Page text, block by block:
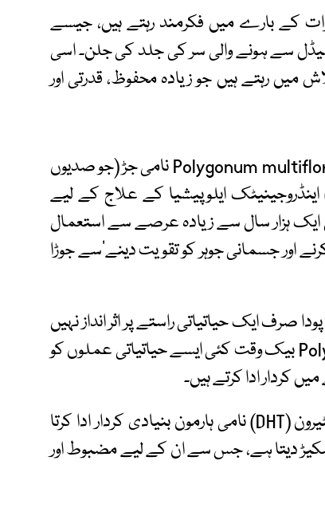
کے بارے میں فکرمند رہتے ہیں، جیسے
سے ہونے والی سر کی جلد کی جلن۔ اسی
رہتے ہیں جو زیادہ محفوظ، قدرتی اور
ایک نئی سائنسی تحقیقاتی جائزے کے مطابق Polygonum multiflorum نامی جڑ (جو صدیوں
ایلوپیشیا کے علاج کے لیے
ہزار سال سے زیادہ عرصے سے استعمال
اور جسمانی جوہر کو تقویت دینے‘سے جوڑا
ایک حیاتیاتی راستے پر اثر انداز نہیں
ہوتا۔ محققین کے مطابق Polygonum multiflorum بیک وقت کئی ایسے حیاتیاتی عملوں کو
کردار ادا کرتے ہیں۔
اینڈروجینیٹک ایلوپیشیا میں ڈائی ہائیڈرو ٹیسٹوسٹیرون (DHT) نامی ہارمون بنیادی کردار ادا کرتا
سکیڑ دیتا ہے، جس سے ان کے لیے مضبوط اور